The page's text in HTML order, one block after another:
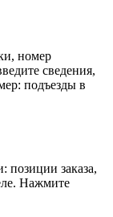
номер
сведения,
подъезды в
позиции заказа,
Нажмите